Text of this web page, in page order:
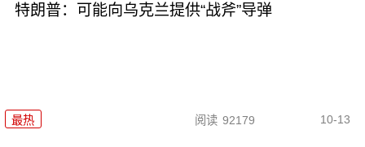
特朗普：可能向乌克兰提供“战斧”导弹
最热 阅读 92179 10-13